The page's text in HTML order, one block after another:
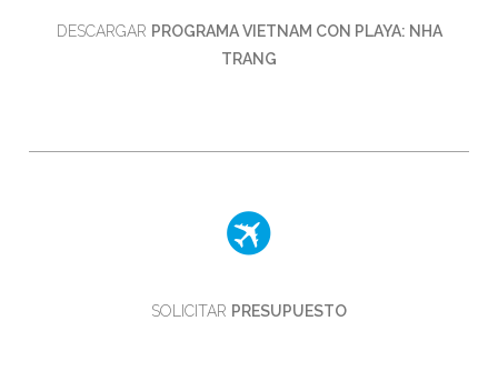
DESCARGAR PROGRAMA VIETNAM CON PLAYA: NHA
TRANG
SOLICITAR PRESUPUESTO